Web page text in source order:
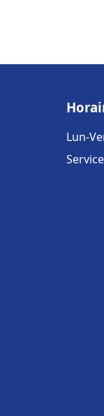
Lun-